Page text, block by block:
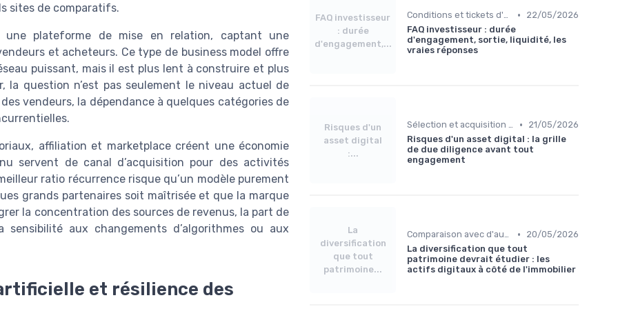
sites de comparatifs.
une plateforme de mise en relation, captant une
et acheteurs. Ce type de business model offre
puissant, mais il est plus lent à construire et plus
question n’est pas seulement le niveau actuel de
vendeurs, la dépendance à quelques catégories de
affiliation et marketplace créent une économie
servent de canal d’acquisition pour des activités
ratio récurrence risque qu’un modèle purement
grands partenaires soit maîtrisée et que la marque
la concentration des sources de revenus, la part de
aux changements d’algorithmes ou aux
et résilience des
FAQ investisseur
: durée
d'engagement,...
Conditions et tickets d'entrée •
22/05/2026
FAQ investisseur : durée
d'engagement, sortie, liquidité, les
vraies réponses
Risques d'un
asset digital
:...
Sélection et acquisition des assets •
21/05/2026
Risques d'un asset digital : la grille
de due diligence avant tout
engagement
La
diversification
que tout
patrimoine...
Comparaison avec d'autres placements •
20/05/2026
La diversification que tout
patrimoine devrait étudier : les
actifs digitaux à côté de l'immobilier